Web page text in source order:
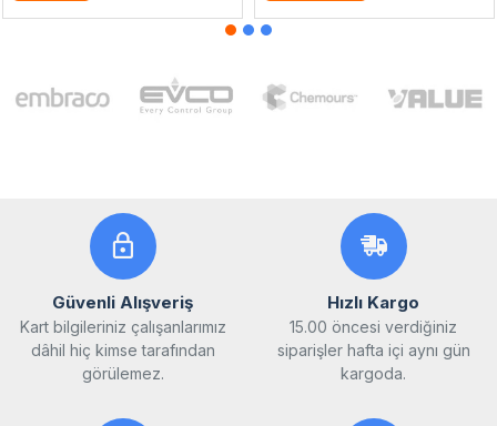
Güvenli Alışveriş
Kart bilgileriniz çalışanlarımız
dâhil hiç kimse tarafından
görülemez.
Hızlı Kargo
15.00 öncesi verdiğiniz
siparişler hafta içi aynı gün
kargoda.